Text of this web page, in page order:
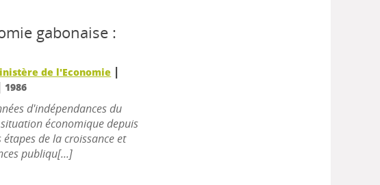
gabonaise :
de l'Economie |
1986
d'indépendances du
économique depuis
de la croissance et
publiqu[...]